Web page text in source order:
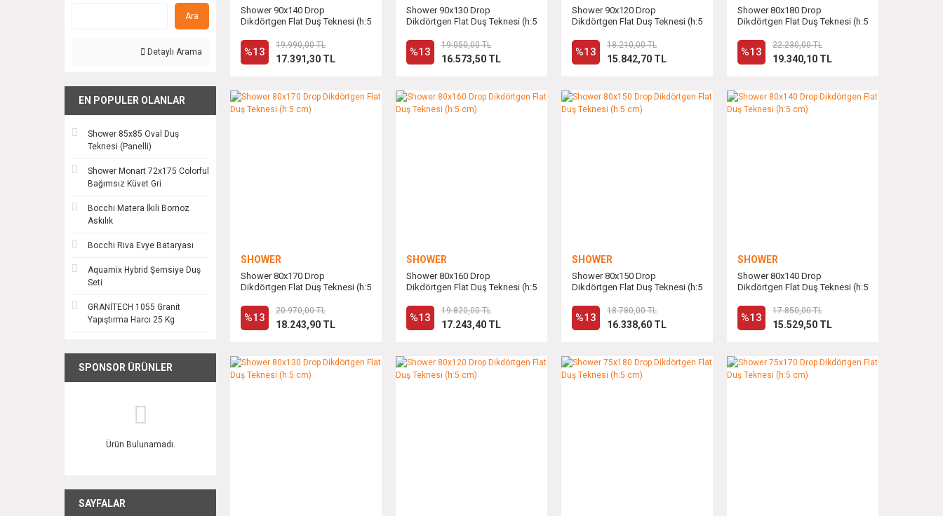
Ara
Detaylı Arama
EN POPULER OLANLAR
Shower 85x85 Oval Duş
Teknesi (Panelli)
Shower Monart 72x175 Colorful
Bağımsız Küvet Gri
Bocchi Matera İkili Bornoz
Askılık
Bocchi Riva Evye Bataryası
Aquamix Hybrid Şemsiye Duş
Seti
GRANİTECH 1055 Granit
Yapıştırma Harcı 25 Kg
SPONSOR ÜRÜNLER
Ürün Bulunamadı.
SAYFALAR
Shower 90x140 Drop
Dikdörtgen Flat Duş Teknesi (h:5
%13
17.391,30 TL
19.990,00 TL
Shower 90x130 Drop
Dikdörtgen Flat Duş Teknesi (h:5
%13
16.573,50 TL
19.050,00 TL
Shower 90x120 Drop
Dikdörtgen Flat Duş Teknesi (h:5
%13
15.842,70 TL
18.210,00 TL
Shower 80x180 Drop
Dikdörtgen Flat Duş Teknesi (h:5
%13
19.340,10 TL
22.230,00 TL
SHOWER
Shower 80x170 Drop
Dikdörtgen Flat Duş Teknesi (h:5
%13
18.243,90 TL
20.970,00 TL
SHOWER
Shower 80x160 Drop
Dikdörtgen Flat Duş Teknesi (h:5
%13
17.243,40 TL
19.820,00 TL
SHOWER
Shower 80x150 Drop
Dikdörtgen Flat Duş Teknesi (h:5
%13
16.338,60 TL
18.780,00 TL
SHOWER
Shower 80x140 Drop
Dikdörtgen Flat Duş Teknesi (h:5
%13
15.529,50 TL
17.850,00 TL